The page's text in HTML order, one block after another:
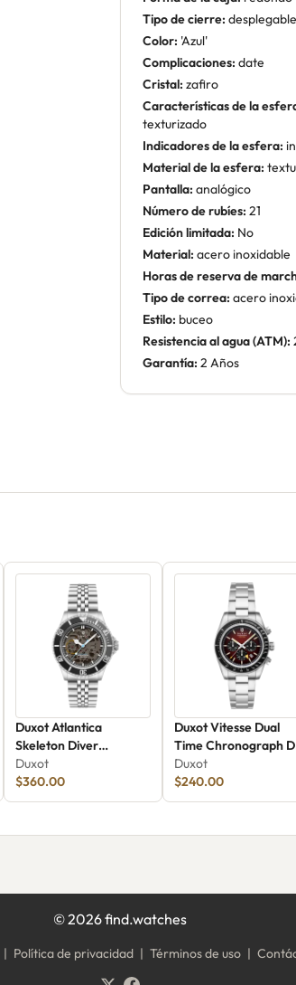
Tipo de cierre: desplegable
Color: 'Azul'
Complicaciones: date
Cristal: zafiro
Características de la
texturizado
Indicadores de la esfera:
Material de la esfera:
Pantalla: analógico
Número de rubíes: 21
Edición limitada: No
Material: acero inoxidable
Horas de reserva de
Tipo de correa: acero
Estilo: buceo
Resistencia al agua (ATM):
Garantía: 2 Años
Duxot Atlantica
Skeleton Diver
Automatic DX-2067-77
Duxot
$360.00
Duxot Vitesse Dual
Time Chronograph
2072-33
Duxot
$240.00
©2026find.watches
| Política de privacidad | Términos de uso |